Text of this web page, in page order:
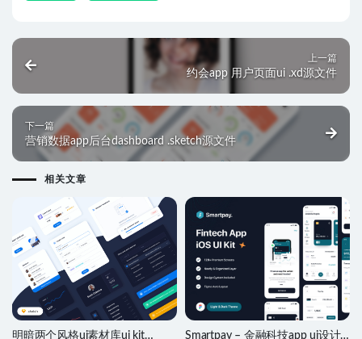
上一篇
约会app 用户页面ui .xd源文件
下一篇
营销数据app后台dashboard .sketch源文件
相关文章
明暗两个风格ui素材库ui kit Smartpay – 金融科技app ui设计